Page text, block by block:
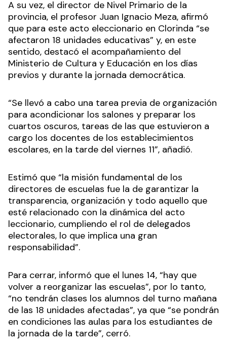
A su vez, el director de Nivel Primario de la
provincia, el profesor Juan Ignacio Meza, afirmó
que para este acto eleccionario en Clorinda “se
afectaron 18 unidades educativas” y, en este
sentido, destacó el acompañamiento del
Ministerio de Cultura y Educación en los días
previos y durante la jornada democrática.
“Se llevó a cabo una tarea previa de organización
para acondicionar los salones y preparar los
cuartos oscuros, tareas de las que estuvieron a
cargo los docentes de los establecimientos
escolares, en la tarde del viernes 11”, añadió.
Estimó que “la misión fundamental de los
directores de escuelas fue la de garantizar la
transparencia, organización y todo aquello que
esté relacionado con la dinámica del acto
leccionario, cumpliendo el rol de delegados
electorales, lo que implica una gran
responsabilidad”.
Para cerrar, informó que el lunes 14, “hay que
volver a reorganizar las escuelas”, por lo tanto,
“no tendrán clases los alumnos del turno mañana
de las 18 unidades afectadas”, ya que “se pondrán
en condiciones las aulas para los estudiantes de
la jornada de la tarde”, cerró.